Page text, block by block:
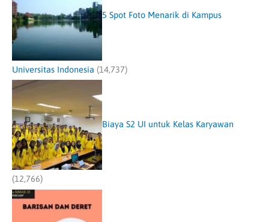
5 Spot Foto Menarik di Kampus
Universitas Indonesia (14,737)
Biaya S2 UI untuk Kelas Karyawan
(12,766)